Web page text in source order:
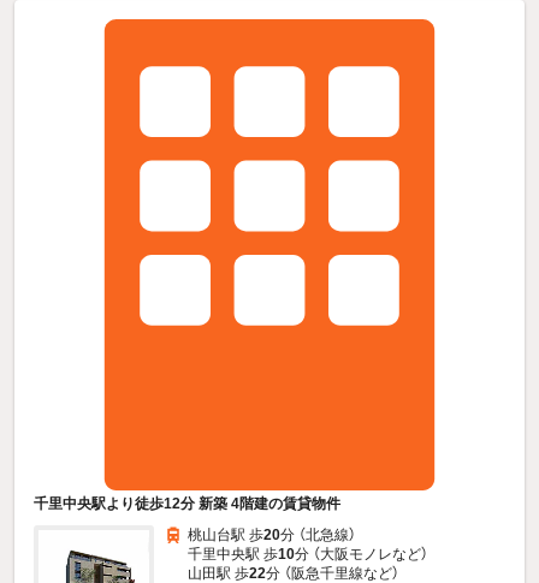
千里中央駅より徒歩12分 新築 4階建の賃貸物件
桃山台駅 歩20分 （北急線）
千里中央駅 歩10分 （大阪モノレなど）
山田駅 歩22分 （阪急千里線など）